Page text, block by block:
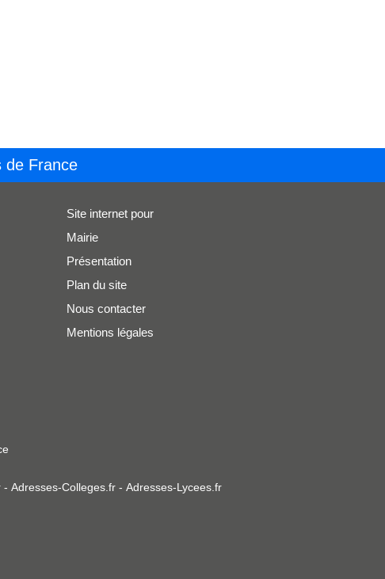
de France
Site internet pour
Mairie
Présentation
Plan du site
Nous contacter
Mentions légales
- Adresses-Colleges.fr- Adresses-Lycees.fr